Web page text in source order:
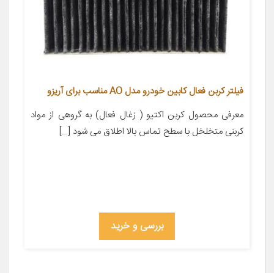
فیلتر کربن فعال کابین خودرو مدل AO مناسب برای آریزو
معرفی محصول کربن اکتیو ( زغال فعال) به گروهی از مواد
کربنی متخلخل با سطح تماس بالا اطلاق می شود […]
بررسی و خرید